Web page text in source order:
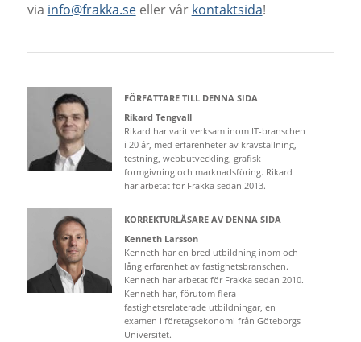
via info@frakka.seeller vår kontaktsida!
FÖRFATTARE TILL DENNA SIDA
Rikard Tengvall
Rikard har varit verksam inom IT-branschen
i 20 år, med erfarenheter av kravställning,
testning, webbutveckling, grafisk
formgivning och marknadsföring. Rikard
har arbetat för Frakka sedan 2013.
KORREKTURLÄSARE AV DENNA SIDA
Kenneth Larsson
Kenneth har en bred utbildning inom och
lång erfarenhet av fastighetsbranschen.
Kenneth har arbetat för Frakka sedan 2010.
Kenneth har, förutom flera
fastighetsrelaterade utbildningar, en
examen i företagsekonomi från Göteborgs
Universitet.